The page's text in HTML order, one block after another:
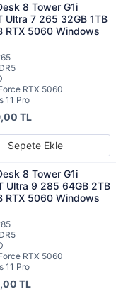
8 Tower G1i
RTX 5060 Windows
RTX 5060
11 Pro
TL
Sepete Ekle
8 Tower G1i
Ultra 9 285 64GB 2TB
RTX 5060 Windows
RTX 5060
11 Pro
TL